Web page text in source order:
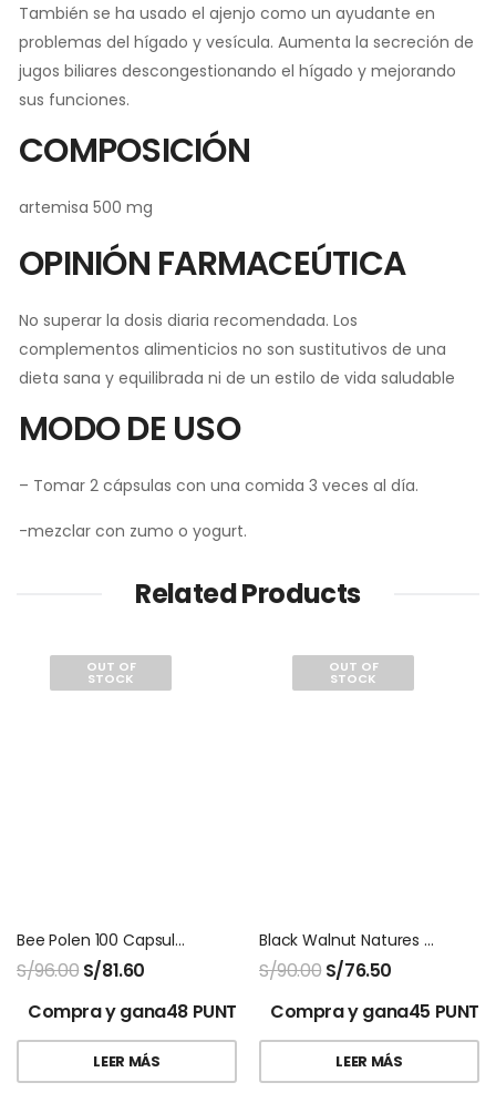
También se ha usado el ajenjo como un ayudante en
problemas del hígado y vesícula. Aumenta la secreción de
jugos biliares descongestionando el hígado y mejorando
sus funciones.
COMPOSICIÓN
artemisa 500 mg
OPINIÓN FARMACEÚTICA
No superar la dosis diaria recomendada. Los
complementos alimenticios no son sustitutivos de una
dieta sana y equilibrada ni de un estilo de vida saludable
MODO DE USO
– Tomar 2 cápsulas con una comida 3 veces al día.
-mezclar con zumo o yogurt.
Related Products
OUT OF
STOCK
Bee Polen 100 Capsulas Natures Sunshine
S/96.00 S/81.60
Compra y gana48 PUNTOS!
LEER MÁS
OUT OF
STOCK
Black Walnut Natures Sunshine 100 Capsulas
S/90.00 S/76.50
Compra y gana45
LEER MÁS